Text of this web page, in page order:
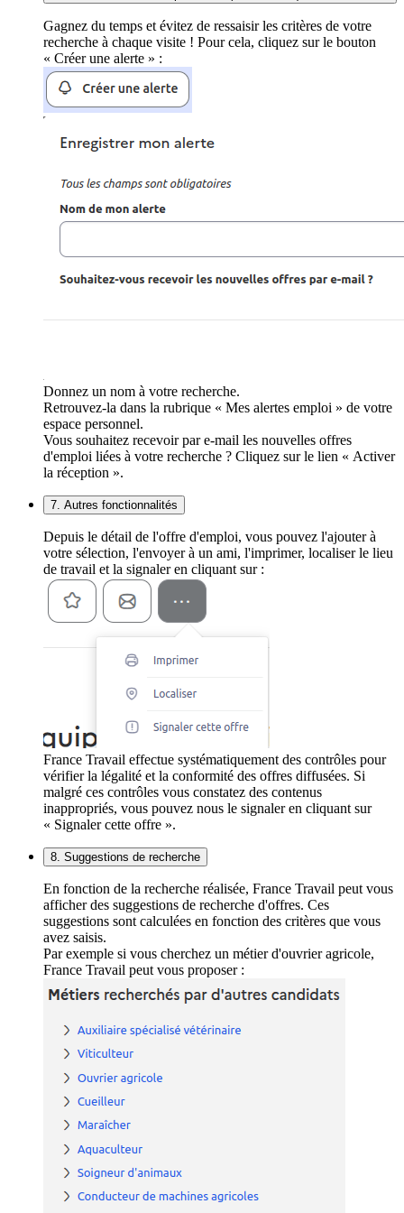
Gagnez du temps et évitez de ressaisir les critères de votre
recherche à chaque visite ! Pour cela, cliquez sur le bouton
« Créer une alerte » :
Donnez un nom à votre recherche.
Retrouvez-la dans la rubrique « Mes alertes emploi » de votre
espace personnel.
Vous souhaitez recevoir par e-mail les nouvelles offres
d'emploi liées à votre recherche ? Cliquez sur le lien « Activer
la réception ».
7. Autres fonctionnalités
Depuis le détail de l'offre d'emploi, vous pouvez l'ajouter à
votre sélection, l'envoyer à un ami, l'imprimer, localiser le lieu
de travail et la signaler en cliquant sur :
France Travail effectue systématiquement des contrôles pour
vérifier la légalité et la conformité des offres diffusées. Si
malgré ces contrôles vous constatez des contenus
inappropriés, vous pouvez nous le signaler en cliquant sur
« Signaler cette offre ».
8. Suggestions de recherche
En fonction de la recherche réalisée, France Travail peut vous
afficher des suggestions de recherche d'offres. Ces
suggestions sont calculées en fonction des critères que vous
avez saisis.
Par exemple si vous cherchez un métier d'ouvrier agricole,
France Travail peut vous proposer :